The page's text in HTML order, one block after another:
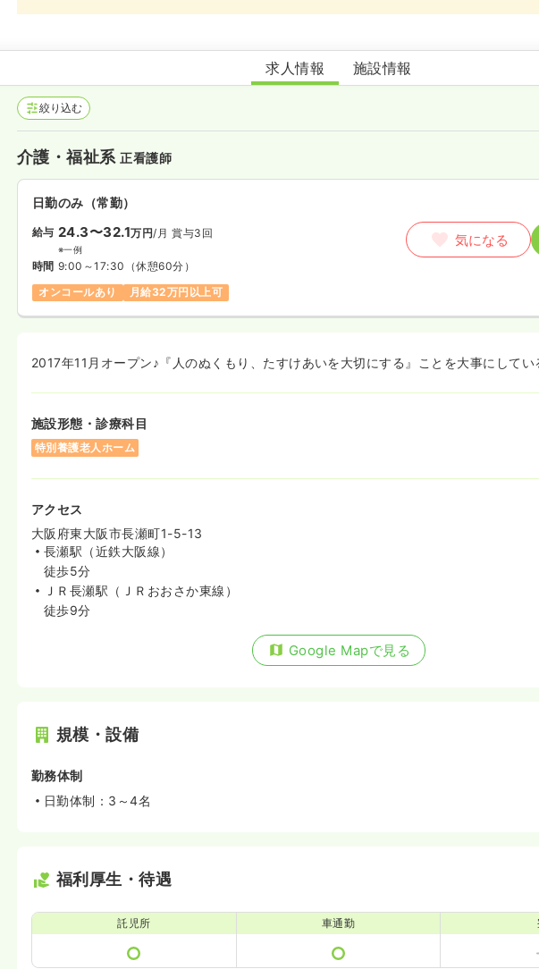
特別養護老人ホームかわち野里ながせ
求人情報 施設情報
絞り込む
介護・福祉系正看護師
日勤のみ（常勤）
給与 24.3〜32.1万円/月 賞与3回
※一例
時間 9:00～17:30 （休憩60分）
オンコールあり
月給32万円以上可
気になる
2017年11月オープン♪『人のぬくもり、たすけあいを大切にする』ことを大事にしてい
施設形態・診療科目
特別養護老人ホーム
アクセス
大阪府東大阪市長瀬町1-5-13
長瀬駅（近鉄大阪線）
徒歩5分
ＪＲ長瀬駅（ＪＲおおさか東線）
徒歩9分
Google Mapで見る
規模・設備
勤務体制
日勤体制：3～4名
福利厚生・待遇
託児所 車通勤